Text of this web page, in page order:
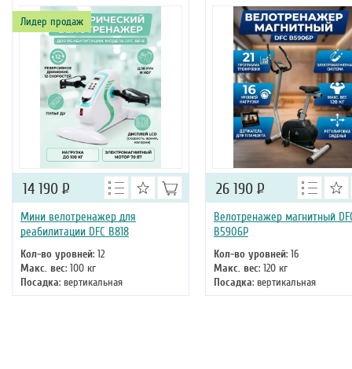
Лидер продаж
Мини велотренажер для
реабилитации DFC B818
Кол-во уровней: 12
Макс. вес: 100 кг
Посадка: вертикальная
Цвет: белый
14 190 Р
Велотренажер магнитный
B5906P
Кол-во уровней: 16
Макс. вес: 120 кг
Посадка: вертикальная
Цвет: серый
26 190 Р